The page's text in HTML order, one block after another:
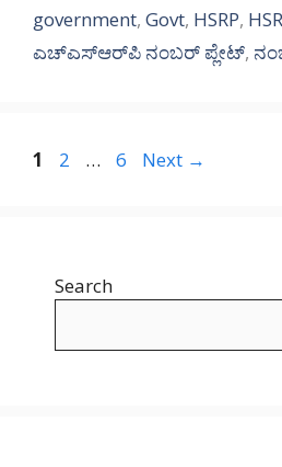
government, Govt, HSRP,
ಎಚ್‌ಎಸ್‌ಆರ್‌ಪಿ ನಂಬರ್ ಪ್ಲೇಟ್‌,
Page
1 Page
2 … Page
6 Next →
Search